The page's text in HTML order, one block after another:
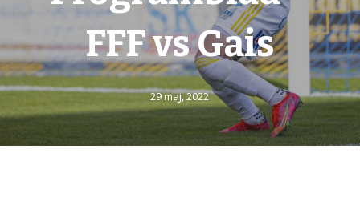
FFF vs Gais
29 maj, 2022